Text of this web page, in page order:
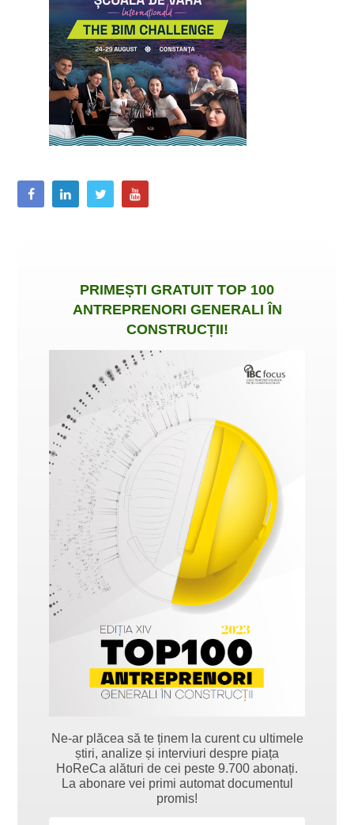
PRIMEȘTI GRATUIT TOP 100
ANTREPRENORI GENERALI ÎN
CONSTRUCȚII!
Ne-ar plăcea să te ținem la curent cu ultimele
știri, analize și interviuri despre piața
HoReCa alături de cei peste 9.700 abonați.
La abonare vei primi automat documentul
promis!